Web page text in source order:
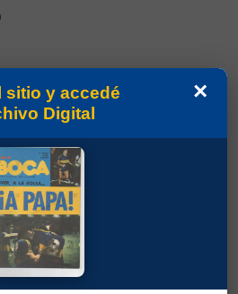
×
sitio y accedé
Digital